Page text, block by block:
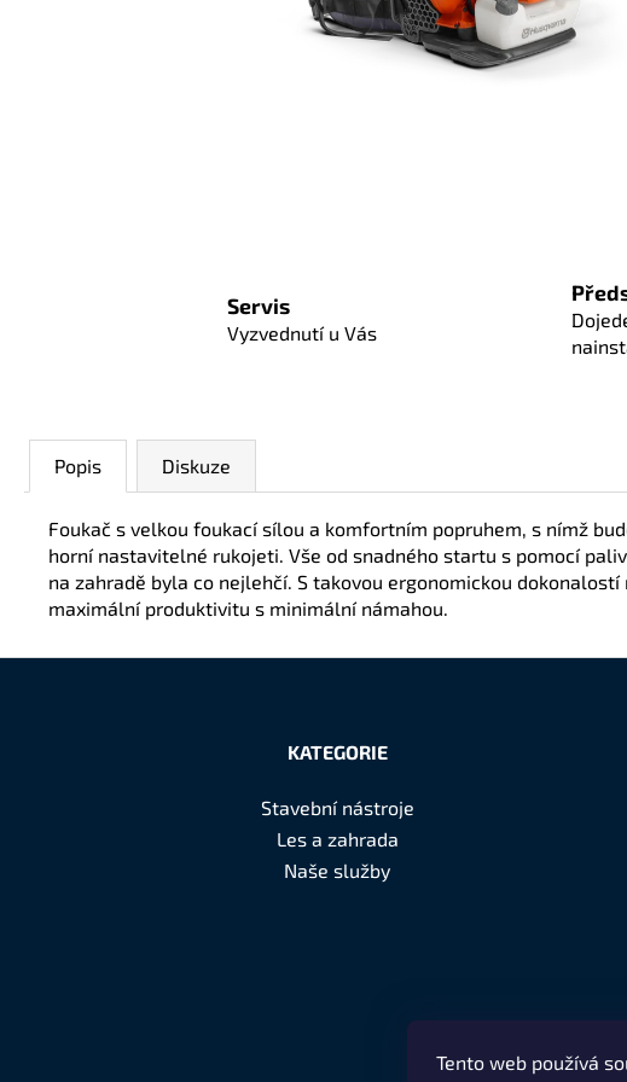
Tento web používá
Servis
Vyzvednutí u Vás
Popis Diskuze
Foukač s velkou foukací sílou a komfortním popruhem, s nímž
horní nastavitelné rukojeti. Vše od snadného startu s pomocí
na zahradě byla co nejlehčí. S takovou ergonomickou
maximální produktivitu s minimální námahou.
KATEGORIE
Stavební nástroje
Les a zahrada
Naše služby